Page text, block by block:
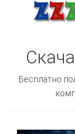
Бесплатно